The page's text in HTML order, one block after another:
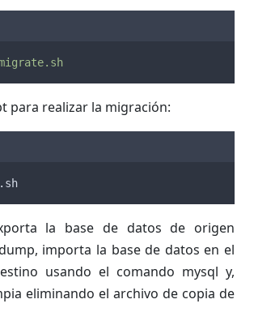
para realizar la migración:
la base de datos de origen
importa la base de datos en el
usando el comando mysql y,
eliminando el archivo de copia de